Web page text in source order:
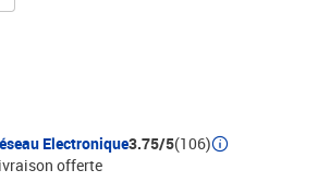
Electronique3.75/5(106)
offerte